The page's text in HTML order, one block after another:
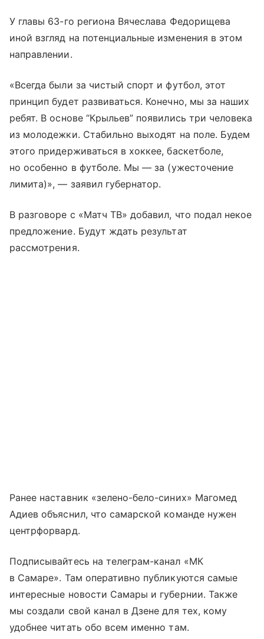
У главы 63-го региона Вячеслава Федорищева
иной взгляд на потенциальные изменения в этом
направлении.
«Всегда были за чистый спорт и футбол, этот
принцип будет развиваться. Конечно, мы за наших
ребят. В основе “Крыльев” появились три человека
из молодежки. Стабильно выходят на поле. Будем
этого придерживаться в хоккее, баскетболе,
но особенно в футболе. Мы — за (ужесточение
лимита)», — заявил губернатор.
В разговоре с «Матч ТВ» добавил, что подал некое
предложение. Будут ждать результат
рассмотрения.
Ранее наставник «зелено-бело-синих» Магомед
Адиев объяснил, что самарской команде нужен
центрфорвард.
Подписывайтесь на телеграм-канал «МК
в Самаре». Там оперативно публикуются самые
интересные новости Самары и губернии. Также
мы создали свой канал в Дзене для тех, кому
удобнее читать обо всем именно там.